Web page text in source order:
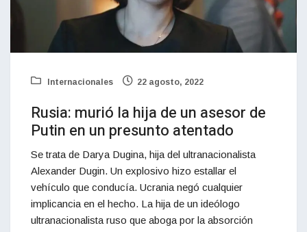
Internacionales 22 agosto, 2022
Rusia: murió la hija de un asesor de
Putin en un presunto atentado
Se trata de Darya Dugina, hija del ultranacionalista
Alexander Dugin. Un explosivo hizo estallar el
vehículo que conducía. Ucrania negó cualquier
implicancia en el hecho. La hija de un ideólogo
ultranacionalista ruso que aboga por la absorción